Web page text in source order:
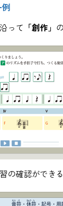
例
って 「創作」
の確認ができる